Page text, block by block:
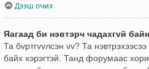
Дээш очих
Яагаад би нэвтэрч чадахгvй
Та бvртгvvлсэн vv? Та
байх хэрэгтэй. Танд форумаас